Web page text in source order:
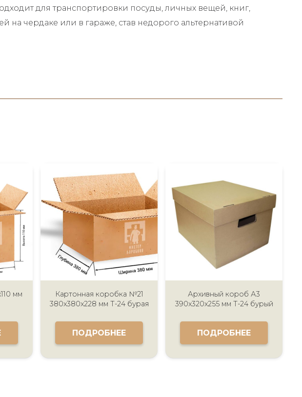
для транспортировки посуды, личных вещей, книг,
на чердаке или в гараже, став недорого альтернативой
мм
Картонная коробка №21
380x380x228 мм Т-24 бурая
ПОДРОБНЕЕ
Архивный короб А3
390x320x255 мм Т-24 бурый
ПОДРОБНЕЕ